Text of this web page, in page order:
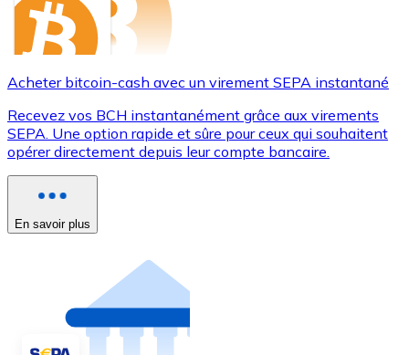
Acheter bitcoin-cash avec un virement SEPA instantané
Recevez vos BCH instantanément grâce aux virements
SEPA. Une option rapide et sûre pour ceux qui souhaitent
opérer directement depuis leur compte bancaire.
En savoir plus